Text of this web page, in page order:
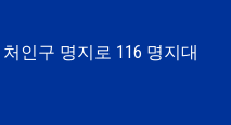
인구 명지로 116 명지대